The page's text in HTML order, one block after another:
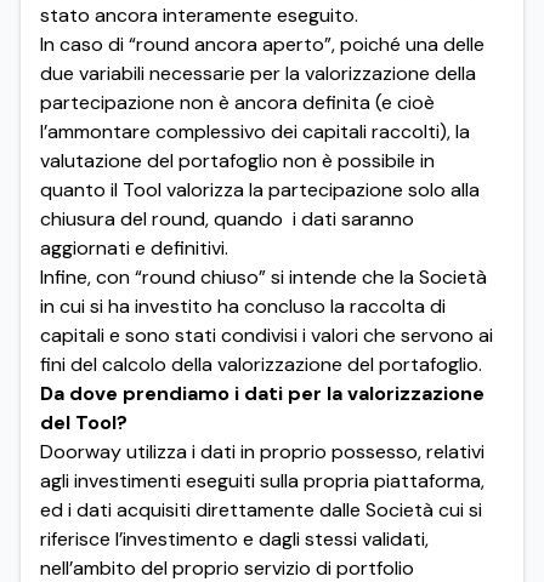
stato ancora interamente eseguito.
In caso di “round ancora aperto”, poiché una delle
due variabili necessarie per la valorizzazione della
partecipazione non è ancora definita (e cioè
l’ammontare complessivo dei capitali raccolti), la
valutazione del portafoglio non è possibile in
quanto il Tool valorizza la partecipazione solo alla
chiusura del round, quando i dati saranno
aggiornati e definitivi.
Infine, con “round chiuso” si intende che la Società
in cui si ha investito ha concluso la raccolta di
capitali e sono stati condivisi i valori che servono ai
fini del calcolo della valorizzazione del portafoglio.
Da dove prendiamo i dati per la valorizzazione
del Tool?
Doorway utilizza i dati in proprio possesso, relativi
agli investimenti eseguiti sulla propria piattaforma,
ed i dati acquisiti direttamente dalle Società cui si
riferisce l’investimento e dagli stessi validati,
nell’ambito del proprio servizio di portfolio